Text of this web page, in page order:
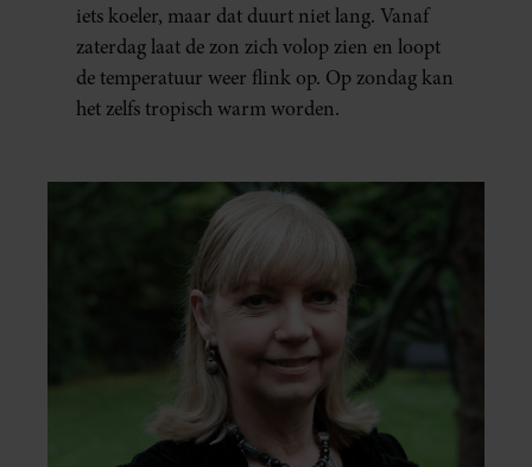
iets koeler, maar dat duurt niet lang. Vanaf
zaterdag laat de zon zich volop zien en loopt
de temperatuur weer flink op. Op zondag kan
het zelfs tropisch warm worden.